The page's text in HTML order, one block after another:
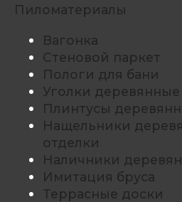
Пиломатериалы
Вагонка
Стеновой паркет
Пологи для бани
Уголки деревянные
Плинтусы
Нащельники
отделки
Наличники
Имитация бруса
Террасные доски